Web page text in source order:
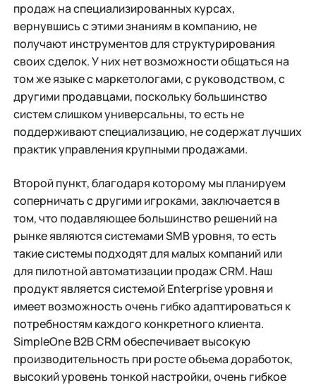
продаж на специализированных курсах,
вернувшись с этими знаниям в компанию, не
получают инструментов для структурирования
своих сделок. У них нет возможности общаться на
том же языке с маркетологами, с руководством, с
другими продавцами, поскольку большинство
систем слишком универсальны, то есть не
поддерживают специализацию, не содержат лучших
практик управления крупными продажами.
Второй пункт, благодаря которому мы планируем
соперничать с другими игроками, заключается в
том, что подавляющее большинство решений на
рынке являются системами SMB уровня, то есть
такие системы подходят для малых компаний или
для пилотной автоматизации продаж CRM. Наш
продукт является системой Enterprise уровня и
имеет возможность очень гибко адаптироваться к
потребностям каждого конкретного клиента.
SimpleOne B2B CRM обеспечивает высокую
производительность при росте объема доработок,
высокий уровень тонкой настройки, очень гибкое